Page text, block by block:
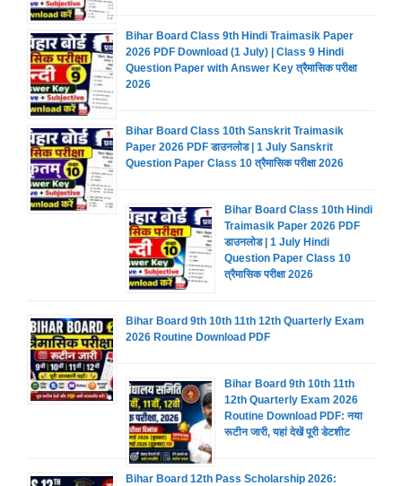
Bihar Board Class 9th Hindi Traimasik Paper
2026 PDF Download (1 July) | Class 9 Hindi
Question Paper with Answer Key त्रैमासिक परीक्षा
2026
Bihar Board Class 10th Sanskrit Traimasik
Paper 2026 PDF डाउनलोड | 1 July Sanskrit
Question Paper Class 10 त्रैमासिक परीक्षा 2026
Bihar Board Class 10th Hindi
Traimasik Paper 2026 PDF
डाउनलोड | 1 July Hindi
Question Paper Class 10
त्रैमासिक परीक्षा 2026
Bihar Board 9th 10th 11th 12th Quarterly Exam
2026 Routine Download PDF
Bihar Board 9th 10th 11th
12th Quarterly Exam 2026
Routine Download PDF: नया
रूटीन जारी, यहां देखें पूरी डेटशीट
Bihar Board 12th Pass Scholarship 2026: